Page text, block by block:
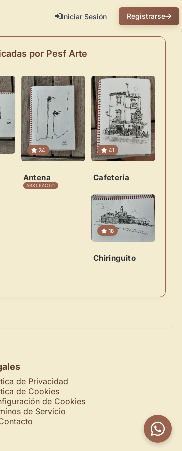
Iniciar Sesión Registrarse
por Pesf Arte
34
Antena
ABSTRACTO
41
Cafetería
18
Chiringuito
de Privacidad
de Cookies
de Cookies
de Servicio